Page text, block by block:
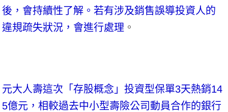
後，會持續性了解。若有涉及銷售誤導投資人的
違規疏失狀況，會進行處理 。
元大人壽這次「存股概念」投資型保單3天熱銷14
5億元，相較過去中小型壽險公司動員合作的銀行